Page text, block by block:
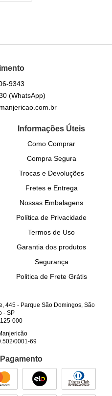
9343
(WhatsApp)
Informações Úteis
Como Comprar
Compra Segura
Trocas e Devoluções
Fretes e Entrega
Nossas Embalagens
Política de Privacidade
Termos de Uso
Garantia dos produtos
Segurança
Politica de Frete Grátis
445 - Parque São Domingos, São
- SP
000
0001-69